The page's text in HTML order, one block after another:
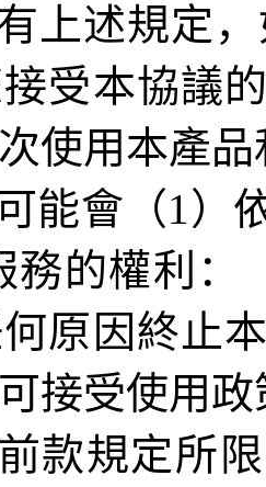
上述規定
受本協議
使用本產品
能會（1 ）
務的權利：
原因終止
接受使用
款規定所